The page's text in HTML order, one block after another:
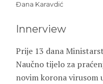
Đana Karavdić
Innerview
Prije 13 dana
Naučno tijelo za
novim korona virusom